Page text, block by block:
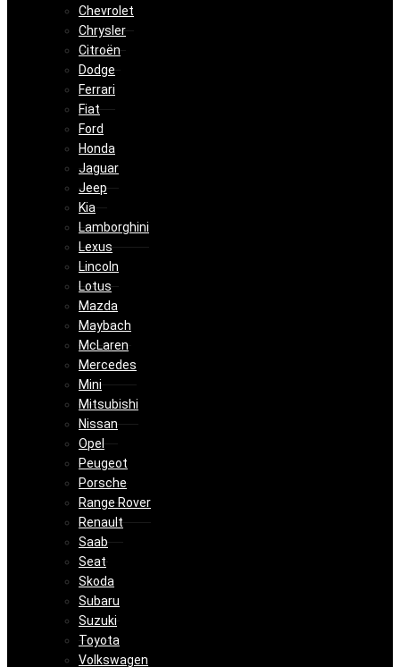
Chevrolet
Chrysler
Citroën
Dodge
Ferrari
Fiat
Ford
Honda
Jaguar
Jeep
Kia
Lamborghini
Lexus
Lincoln
Lotus
Mazda
Maybach
McLaren
Mercedes
Mini
Mitsubishi
Nissan
Opel
Peugeot
Porsche
Range Rover
Renault
Saab
Seat
Skoda
Subaru
Suzuki
Toyota
Volkswagen